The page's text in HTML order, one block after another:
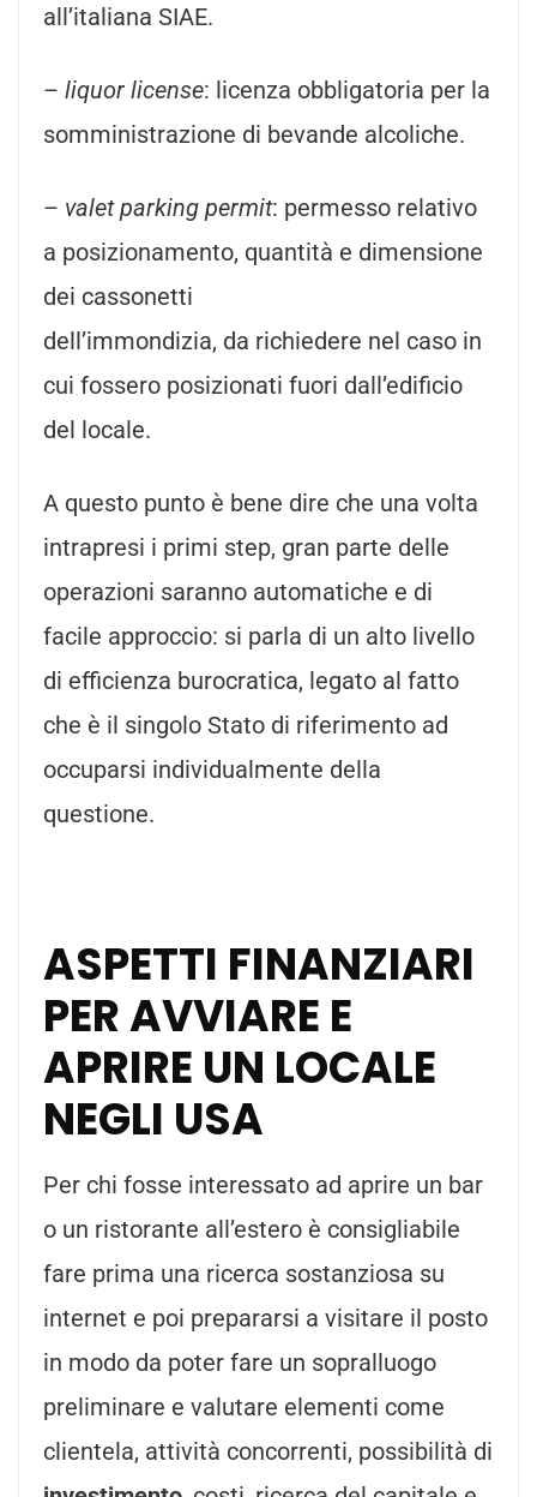
all’italiana SIAE.
– liquor license: licenza obbligatoria per la
somministrazione di bevande alcoliche.
– valet parking permit: permesso relativo
a posizionamento, quantità e dimensione
dei cassonetti
dell’immondizia, da richiedere nel caso in
cui fossero posizionati fuori dall’edificio
del locale.
A questo punto è bene dire che una volta
intrapresi i primi step, gran parte delle
operazioni saranno automatiche e di
facile approccio: si parla di un alto livello
di efficienza burocratica, legato al fatto
che è il singolo Stato di riferimento ad
occuparsi individualmente della
questione.
ASPETTI FINANZIARI
PER AVVIARE E
APRIRE UN LOCALE
NEGLI USA
Per chi fosse interessato ad aprire un bar
o un ristorante all’estero è consigliabile
fare prima una ricerca sostanziosa su
internet e poi prepararsi a visitare il posto
in modo da poter fare un sopralluogo
preliminare e valutare elementi come
clientela, attività concorrenti, possibilità di